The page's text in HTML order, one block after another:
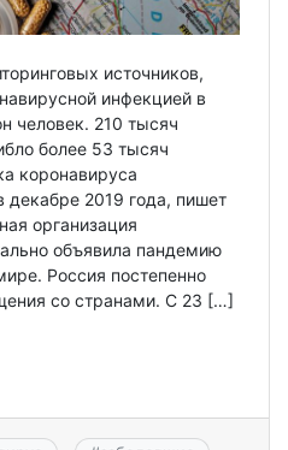
источников,
инфекцией в
человек. 210 тысяч
более 53 тысяч
коронавируса
декабре 2019 года, пишет
организация
объявила пандемию
Россия постепенно
со странами. С 23 […]